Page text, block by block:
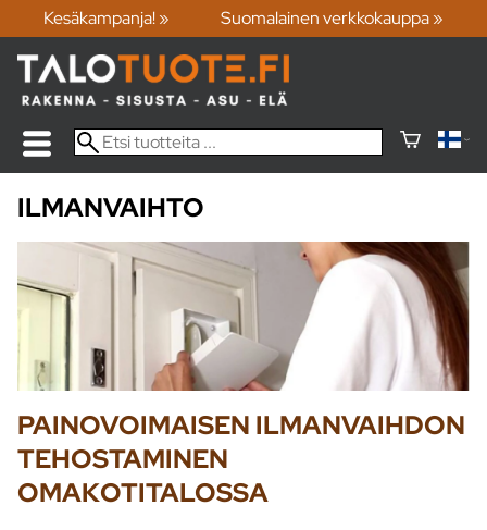
Kesäkampanja! » Suomalainen verkkokauppa »
ILMANVAIHTO
PAINOVOIMAISEN ILMANVAIHDON
TEHOSTAMINEN
OMAKOTITALOSSA